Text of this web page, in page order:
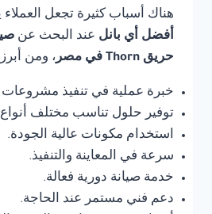
هناك أسباب كثيرة تجعل
أفضل أي بانل عند البحث عن
حريق Thorn في مصر
، ومن
خبرة عملية في تنفيذ مشروعات
توفير حلول تناسب مختلف
استخدام مكونات عالية الجودة.
سرعة في المعاينة والتنفيذ.
خدمة صيانة دورية فعالة.
دعم فني مستمر عند الحاجة.